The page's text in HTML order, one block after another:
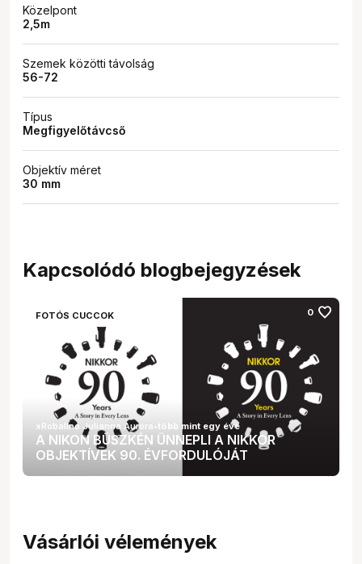
Közelpont
2,5m
Szemek közötti távolság
56-72
Típus
Megfigyelőtávcső
Objektív méret
30 mm
Kapcsolódó blogbejegyzések
FOTÓS CUCCOK 0 favorite
A NIKON BÜSZKÉN ÜNNEPLI A NIKKOR
OBJEKTÍVEK 90. ÉVFORDULÓJÁT
xRobalino Julianna Auróra•több mint egy éve
Vásárlói vélemények